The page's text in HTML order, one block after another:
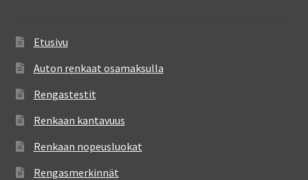
Etusivu
Auton renkaat osamaksulla
Rengastestit
Renkaan kantavuus
Renkaan nopeusluokat
Rengasmerkinnät